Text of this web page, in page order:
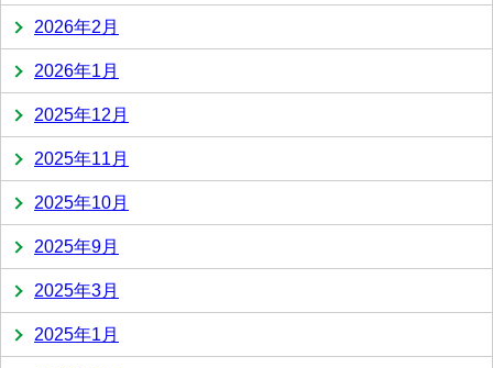
2026年2月
2026年1月
2025年12月
2025年11月
2025年10月
2025年9月
2025年3月
2025年1月